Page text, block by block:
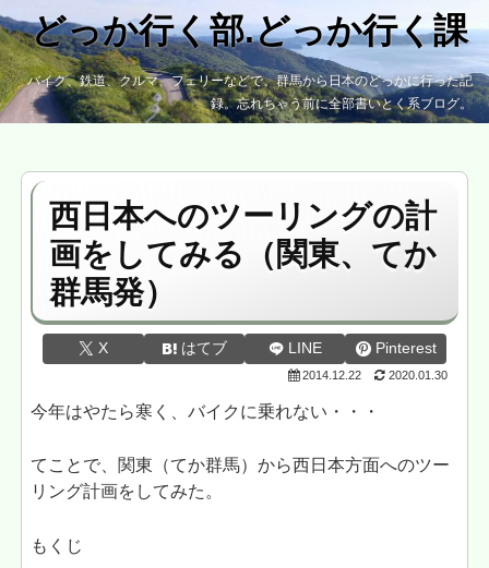
どっか行く部.どっか行く課
バイク、鉄道、クルマ、フェリーなどで、群馬から日本のどっかに行った記
録。忘れちゃう前に全部書いとく系ブログ。
西日本へのツーリングの計
画をしてみる（関東、てか
群馬発）
X はてブ LINE Pinterest
2014.12.22 2020.01.30
今年はやたら寒く、バイクに乗れない・・・
てことで、関東（てか群馬）から西日本方面へのツー
リング計画をしてみた。
もくじ